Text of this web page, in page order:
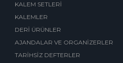
KALEM SETLERİ
KALEMLER
DERİ ÜRÜNLER
AJANDALAR VE ORGANİZERLER
TARİHSİZ DEFTERLER